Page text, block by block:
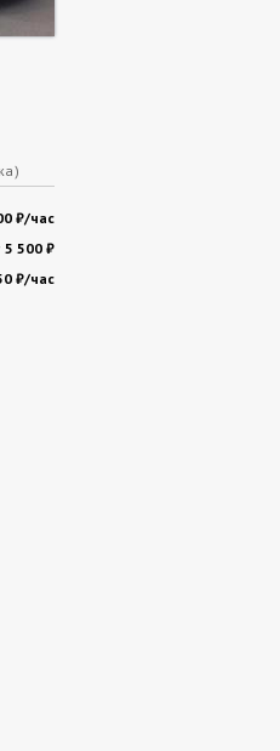
₽/час
5 500 ₽
₽/час